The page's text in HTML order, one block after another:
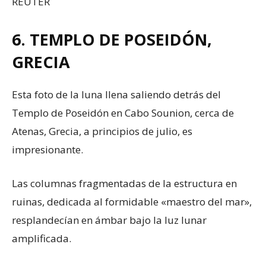
6. TEMPLO DE POSEIDÓN,
GRECIA
Esta foto de la luna llena saliendo detrás del
Templo de Poseidón en Cabo Sounion, cerca de
Atenas, Grecia, a principios de julio, es
impresionante.
Las columnas fragmentadas de la estructura en
ruinas, dedicada al formidable «maestro del mar»,
resplandecían en ámbar bajo la luz lunar
amplificada.